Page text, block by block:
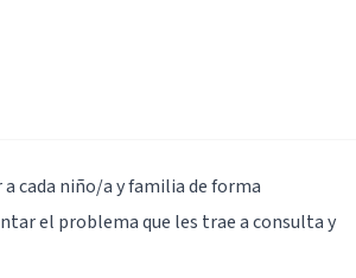
cada niño/a y familia de forma
el problema que les trae a consulta y